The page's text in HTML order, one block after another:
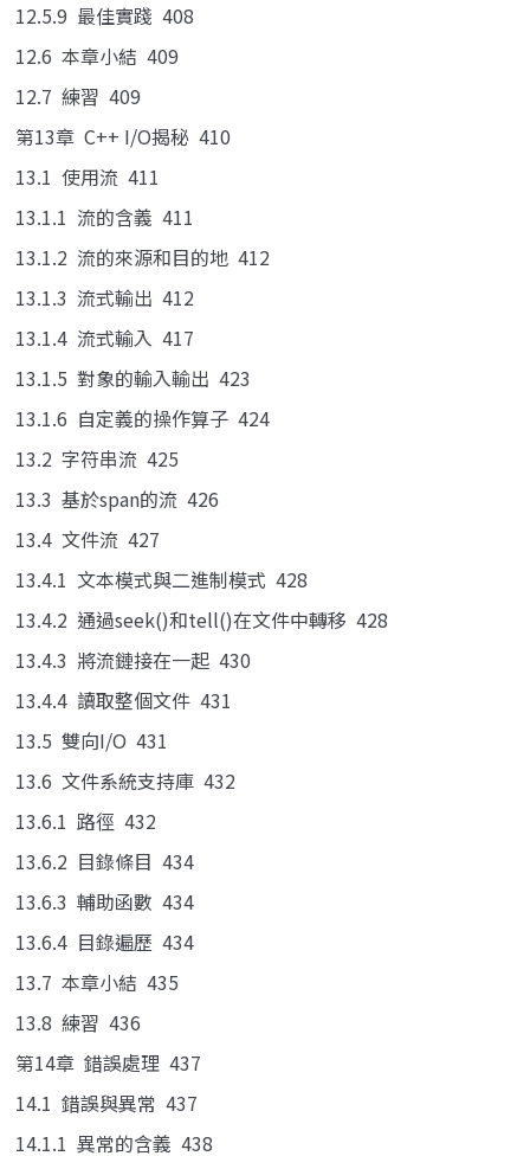
12.5.9 最佳實踐 408
12.6 本章小結 409
12.7 練習 409
第13章 C++ I/O揭秘 410
13.1 使用流 411
13.1.1 流的含義 411
13.1.2 流的來源和目的地 412
13.1.3 流式輸出 412
13.1.4 流式輸入 417
13.1.5 對象的輸入輸出 423
13.1.6 自定義的操作算子 424
13.2 字符串流 425
13.3 基於span的流 426
13.4 文件流 427
13.4.1 文本模式與二進制模式 428
13.4.2 通過seek()和tell()在文件中轉移 428
13.4.3 將流鏈接在一起 430
13.4.4 讀取整個文件 431
13.5 雙向I/O 431
13.6 文件系統支持庫 432
13.6.1 路徑 432
13.6.2 目錄條目 434
13.6.3 輔助函數 434
13.6.4 目錄遍歷 434
13.7 本章小結 435
13.8 練習 436
第14章 錯誤處理 437
14.1 錯誤與異常 437
14.1.1 異常的含義 438